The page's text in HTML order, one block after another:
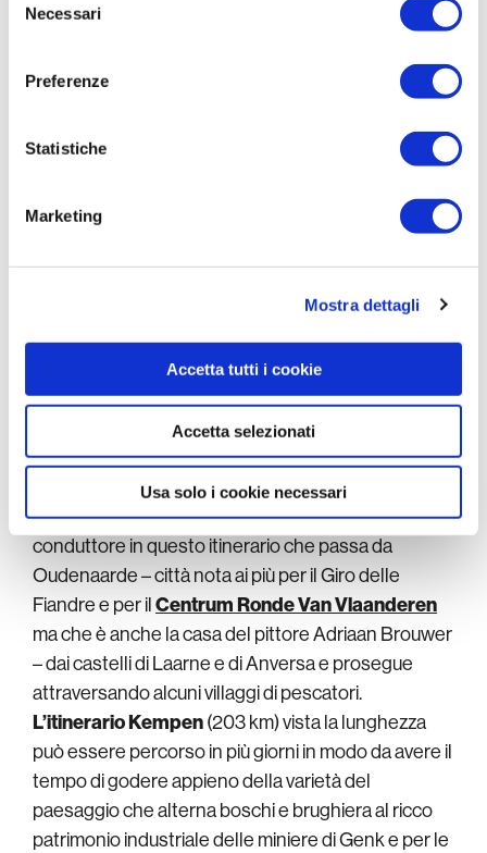
revocare il proprio consenso in qualsiasi momento dalla
Dichiarazione sui cookie o facendo clic sull'icona di
e imposta le tue preferenze nella
sezione dettagli. Puoi
modificare o ritirare il tuo consenso in qualsiasi momento
annunci, per fornire funzionalità dei social media e per
analizzare il nostro traffico. Condividiamo inoltre
nostri partner che si occupano di analisi dei dati web,
pubblicità e social media, i quali potrebbero combinarle
con altre informazioni che ha fornito loro o che hanno
raccolto dal suo utilizzo dei loro servizi.
delNecessari
Preferenze
Statistiche
Marketing
Mostra dettagli
Accetta tutti i cookie
Accetta selezionati
Usa solo i cookie necessari
Castelli e campagne a perdita d’occhio
I loop medi
L’itinerario della Green Belt /Cintura Verde (126
km)è perfetto per chi ha un debole per i castelli e i
panorami mozzafiato. I dipinti di Bruegel qui
prendono vita tra pascoli, vitigni e piantagioni di
luppolo, interrotti dai campanili di piccole chiese
come quella di Sint-Anna-Pede.
itinerario della Schelda (181 km)collega alcune
delle principali città d’arte delle Fiandre e fa da filo
conduttore in questo itinerario che passa da
Oudenaarde – città nota ai più per il Giro delle
Fiandre e per ilCentrum Ronde Van Vlaanderen
ma che è anche la casa del pittore Adriaan Brouwer
– dai castelli di Laarne e di Anversa e prosegue
attraversando alcuni villaggi di pescatori.
L’itinerario Kempen(203 km) vista la lunghezza
può essere percorso in più giorni in modo da avere il
tempo di godere appieno della varietà del
paesaggio che alterna boschi e brughiera al ricco
patrimonio industriale delle miniere di Genk e per le